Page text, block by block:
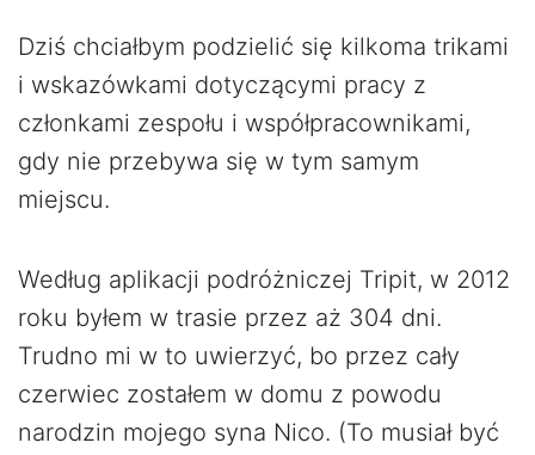
Dziś chciałbym podzielić się kilkoma trikami
i wskazówkami dotyczącymi pracy z
członkami zespołu i współpracownikami,
gdy nie przebywa się w tym samym
miejscu.
Według aplikacji podróżniczej Tripit, w 2012
roku byłem w trasie przez aż 304 dni.
Trudno mi w to uwierzyć, bo przez cały
czerwiec zostałem w domu z powodu
narodzin mojego syna Nico. (To musiał być